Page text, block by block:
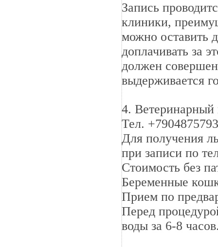
Запись
клиники,
можно оставить
доплачивать за
должен
выдерживается
4. Ветеринарный
Тел.
Для получения
при записи по
Стоимость без
Беременные
Прием по
Перед
воды за 6-8